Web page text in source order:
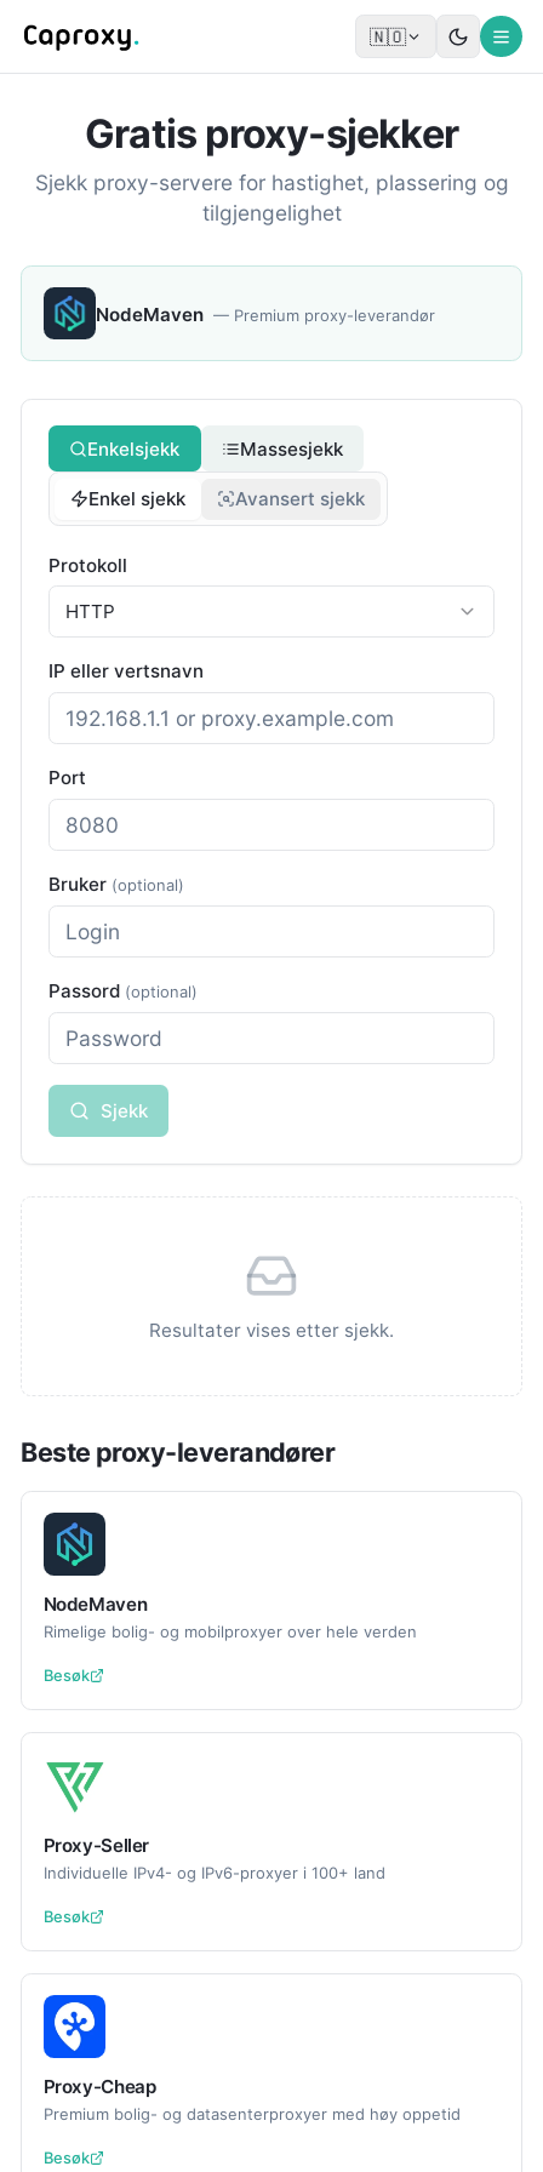
🇳🇴
Gratis proxy-sjekker
Sjekk proxy-servere for hastighet, plassering og
tilgjengelighet
NodeMaven — Premium proxy-leverandør
Enkelsjekk Massesjekk
Enkel sjekk Avansert sjekk
Protokoll
HTTP
IP eller vertsnavn
Port
Bruker (optional)
Passord (optional)
Sjekk
Resultater vises etter sjekk.
Beste proxy-leverandører
NodeMaven
Rimelige bolig- og mobilproxyer over hele verden
Besøk
Proxy-Seller
Individuelle IPv4- og IPv6-proxyer i 100+ land
Besøk
Proxy-Cheap
Premium bolig- og datasenterproxyer med høy oppetid
Besøk